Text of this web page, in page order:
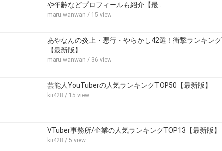
や年齢などプロフィールも紹介【最…
maru.wanwan / 15 view
あやなんの炎上・悪行・やらかし42選！衝撃ランキング
【最新版】
maru.wanwan / 36 view
芸能人YouTuberの人気ランキングTOP50【最新版】
kii428 / 15 view
VTuber事務所/企業の人気ランキングTOP13【最新版】
kii428 / 5 view